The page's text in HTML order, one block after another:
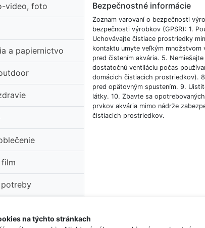
video, foto
a papiernictvo
film
Bezpečnostné informácie
Zoznam varovaní o bezpečnosti
bezpečnosti výrobkov (GPSR): 1.
Uchovávajte čistiace prostriedky
kontaktu umyte veľkým
pred čistením akvária. 5.
dostatočnú ventiláciu počas
domácich čistiacich prostriedkov).
pred opätovným spustením. 9.
látky. 10. Zbavte sa
prvkov akvária mimo nádrže
čistiacich prostriedkov.
na týchto stránkach